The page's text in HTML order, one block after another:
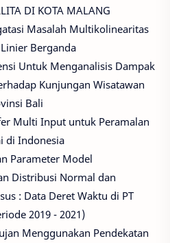
DI KOTA MALANG
Masalah Multikolinearitas
Berganda
Untuk Menganalisis Dampak
Kunjungan Wisatawan
Bali
Multi Input untuk Peramalan
di Indonesia
Parameter Model
Distribusi Normal dan
: Data Deret Waktu di PT
2019 - 2021)
Menggunakan Pendekatan